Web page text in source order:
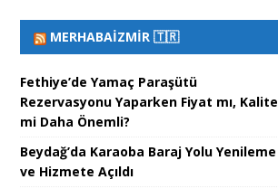
MERHABAİZMIR 🇹🇷
Fethiye’de Yamaç Paraşütü
Rezervasyonu Yaparken Fiyat mı, Kalite
mi Daha Önemli?
Beydağ’da Karaoba Baraj Yolu Yenileme
ve Hizmete Açıldı